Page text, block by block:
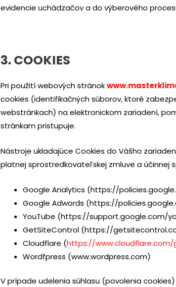
evidencie uchádzačov a do výberového
3. COOKIES
Pri použití webových stránok
cookies (identifikačných súborov, ktoré
webstránkach) na elektronickom zariadení,
stránkam pristupuje.
Nástroje ukladajúce Cookies do Vášho
platnej sprostredkovateľskej zmluve a účinnej
Google Analytics (https://
Google Adwords (https://
YouTube (https://support.google.com/
GetSiteControl (https://
Cloudflare (https://
Wordfpress (www.wordpress.com)
V prípade udelenia súhlasu (povolenia